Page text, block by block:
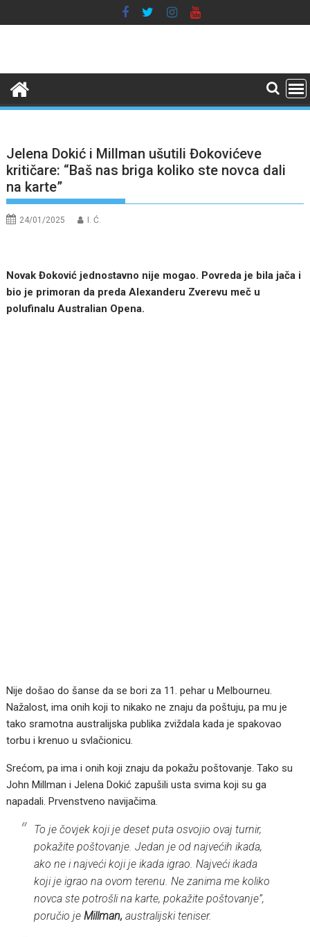
to
Jelena Dokić i Millman ušutili Đokovićeve
kritičare: “Baš nas briga koliko ste novca dali
na karte”
24/01/2025 I. Ć.
Novak Đoković jednostavno nije mogao. Povreda je bila jača i
bio je primoran da preda Alexanderu Zverevu meč u
polufinalu Australian Opena.
Nije došao do šanse da se bori za 11. pehar u Melbourneu.
Nažalost, ima onih koji to nikako ne znaju da poštuju, pa mu je
tako sramotna australijska publika zviždala kada je spakovao
torbu i krenuo u svlačionicu.
Srećom, pa ima i onih koji znaju da pokažu poštovanje. Tako su
John Millman i Jelena Dokić zapušili usta svima koji su ga
napadali. Prvenstveno navijačima.
To je čovjek koji je deset puta osvojio ovaj turnir,
pokažite poštovanje. Jedan je od najvećih ikada,
ako ne i najveći koji je ikada igrao. Najveći ikada
koji je igrao na ovom terenu. Ne zanima me koliko
novca ste potrošli na karte, pokažite poštovanje”,
poručio jeMillman, australijski teniser.